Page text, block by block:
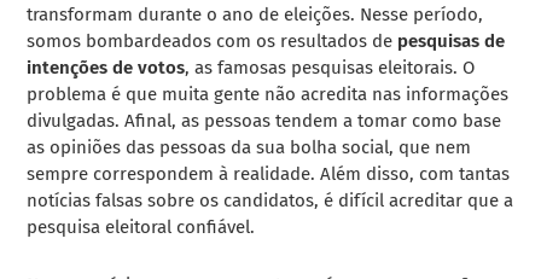
transformam durante o ano de eleições. Nesse período,
somos bombardeados com os resultados de pesquisas de
intenções de votos, as famosas pesquisas eleitorais.O
problema é que muita gente não acredita nas informações
divulgadas. Afinal, as pessoas tendem a tomar como base
as opiniões das pessoas da sua bolha social, que nem
sempre correspondem à realidade. Além disso, com tantas
notícias falsas sobre os candidatos, é difícil acreditar que a
pesquisa eleitoral confiável.